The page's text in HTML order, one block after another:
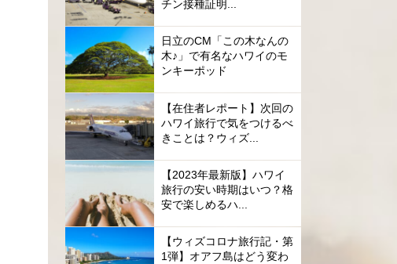
チン接種証明...
日立のCM「この木なんの
木♪」で有名なハワイのモ
ンキーポッド
【在住者レポート】次回の
ハワイ旅行で気をつけるべ
きことは？ウィズ...
【2023年最新版】ハワイ
旅行の安い時期はいつ？格
安で楽しめるハ...
【ウィズコロナ旅行記・第
1弾】オアフ島はどう変わ